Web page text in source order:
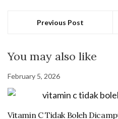
Previous Post
You may also like
February 5, 2026
Vitamin C Tidak Boleh